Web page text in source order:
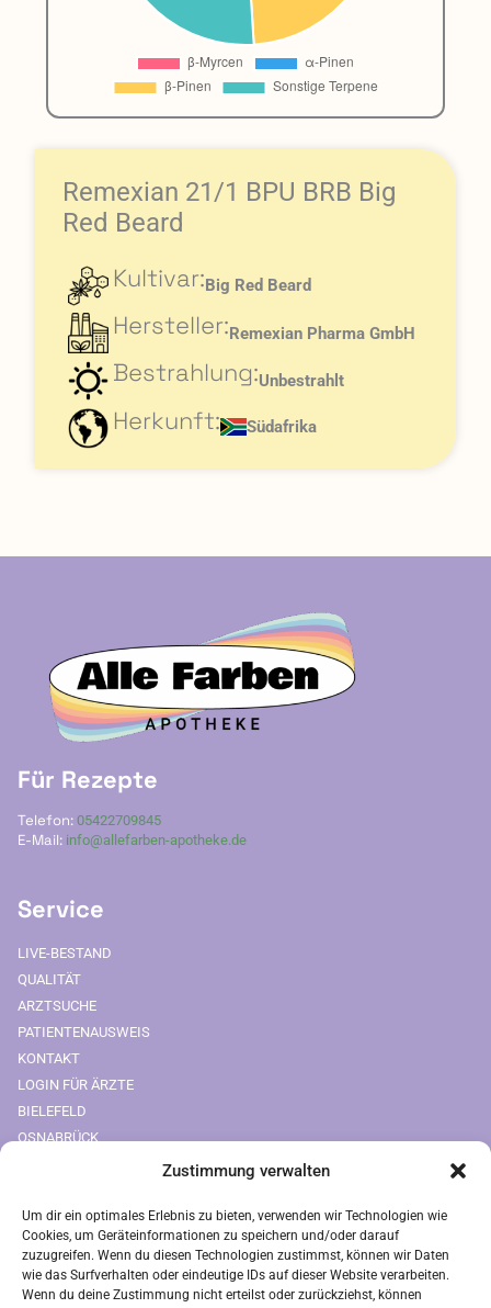
Zustimmung verwalten
Um dir ein optimales Erlebnis zu bieten, verwenden wir Technologien wie
Cookies, um Geräteinformationen zu speichern und/oder darauf
zuzugreifen. Wenn du diesen Technologien zustimmst, können wir Daten
wie das Surfverhalten oder eindeutige IDs auf dieser Website verarbeiten.
Wenn du deine Zustimmung nicht erteilst oder zurückziehst, können
Remexian 21/1 BPU BRB Big
Red Beard
Kultivar: Big Red Beard
Hersteller:Remexian Pharma GmbH
Bestrahlung:Unbestrahlt
Herkunft: Südafrika
Für Rezepte
Telefon: 05422709845
E-Mail: info@allefarben-apotheke.de
Service
LIVE-BESTAND
QUALITÄT
ARZTSUCHE
PATIENTENAUSWEIS
KONTAKT
LOGIN FÜR ÄRZTE
BIELEFELD
OSNABRÜCK
FREIUMSCHLAG AUSDRUCKEN
Rechtliches